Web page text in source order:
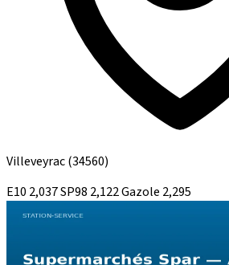
Villeveyrac(34560)
E10 2,037SP98 2,122Gazole 2,295